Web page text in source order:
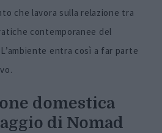
che lavora sulla relazione tra
contemporanee del
entra così a far parte
domestica
di Nomad